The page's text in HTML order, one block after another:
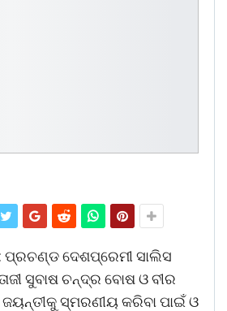
ପ୍ରଚଣ୍ଡ ଦେଶପ୍ରେମୀ ସାଲିସ
ସୁବାଷ ଚନ୍ଦ୍ର ବୋଷ ଓ ବୀର
ସ୍ମରଣୀୟ କରିବା ପାଇଁ ଓ